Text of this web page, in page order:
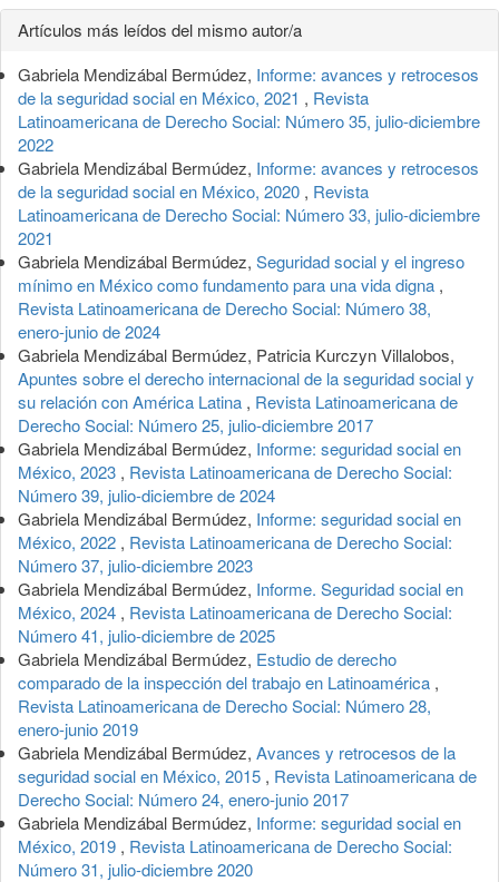
Detalles
del
artículo
Artículos más leídos del mismo autor/a
Gabriela Mendizábal Bermúdez, Informe: avances y retrocesos
de la seguridad social en México, 2021 , Revista
Latinoamericana de Derecho Social: Número 35, julio-diciembre
2022
Gabriela Mendizábal Bermúdez, Informe: avances y retrocesos
de la seguridad social en México, 2020 , Revista
Latinoamericana de Derecho Social: Número 33, julio-diciembre
2021
Gabriela Mendizábal Bermúdez, Seguridad social y el ingreso
mínimo en México como fundamento para una vida digna ,
Revista Latinoamericana de Derecho Social: Número 38,
enero-junio de 2024
Gabriela Mendizábal Bermúdez, Patricia Kurczyn Villalobos,
Apuntes sobre el derecho internacional de la seguridad social y
su relación con América Latina , Revista Latinoamericana de
Derecho Social: Número 25, julio-diciembre 2017
Gabriela Mendizábal Bermúdez, Informe: seguridad social en
México, 2023 , Revista Latinoamericana de Derecho Social:
Número 39, julio-diciembre de 2024
Gabriela Mendizábal Bermúdez, Informe: seguridad social en
México, 2022 , Revista Latinoamericana de Derecho Social:
Número 37, julio-diciembre 2023
Gabriela Mendizábal Bermúdez, Informe. Seguridad social en
México, 2024 , Revista Latinoamericana de Derecho Social:
Número 41, julio-diciembre de 2025
Gabriela Mendizábal Bermúdez, Estudio de derecho
comparado de la inspección del trabajo en Latinoamérica ,
Revista Latinoamericana de Derecho Social: Número 28,
enero-junio 2019
Gabriela Mendizábal Bermúdez, Avances y retrocesos de la
seguridad social en México, 2015 , Revista Latinoamericana de
Derecho Social: Número 24, enero-junio 2017
Gabriela Mendizábal Bermúdez, Informe: seguridad social en
México, 2019 , Revista Latinoamericana de Derecho Social:
Número 31, julio-diciembre 2020